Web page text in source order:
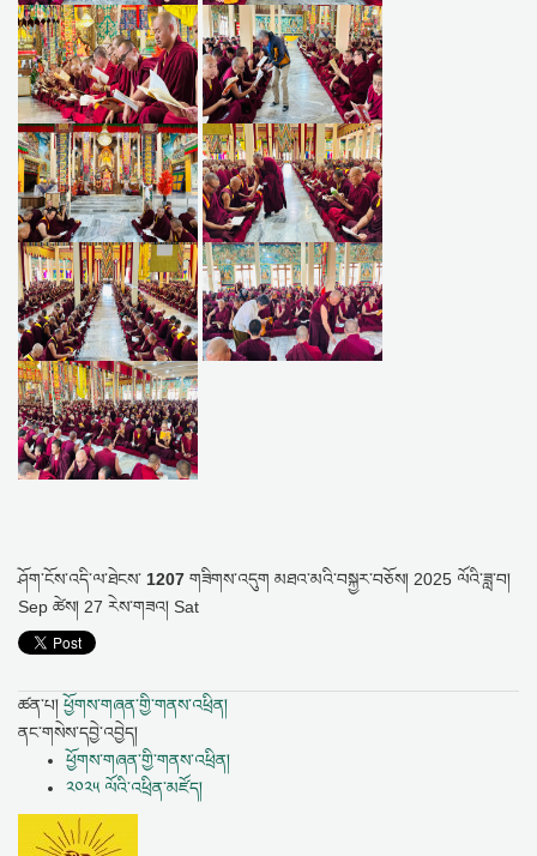
ཤོག་ངོས་འདི་ལ་ཐེངས་ 1207 གཟིགས་འདུག མཐའ་མའི་བསྐྱར་བཅོས། 2025 ལོའི་ཟླ་བ།
Sep ཚེས། 27 རེས་གཟའ། Sat
ཚན་པ། ཕྱོགས་གཞན་གྱི་གནས་འཕྲིན།
ནང་གསེས་དབྱེ་འབྱེད།
ཕྱོགས་གཞན་གྱི་གནས་འཕྲིན།
༢༠༢༥ ལོའི་འཕྲིན་མཛོད།